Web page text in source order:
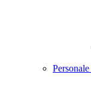
Personale